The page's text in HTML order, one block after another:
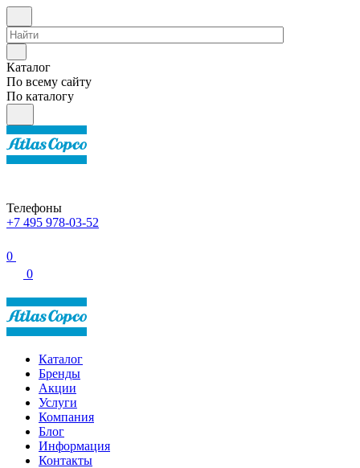
Каталог
По всему сайту
По каталогу
Телефоны
+7 495 978-03-52
0
0
Каталог
Бренды
Акции
Услуги
Компания
Блог
Информация
Контакты